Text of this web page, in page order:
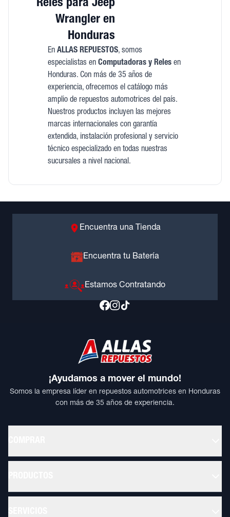
Reles para Jeep
Wrangler en
Honduras
En ALLAS REPUESTOS, somos
especialistas en Computadoras y Relesen
Honduras. Con más de 35 años de
experiencia, ofrecemos el catálogo más
amplio de repuestos automotrices del país.
Nuestros productos incluyen las mejores
marcas internacionales con garantía
extendida, instalación profesional y servicio
técnico especializado en todas nuestras
sucursales a nivel nacional.
Encuentra una Tienda
Encuentra tu Batería
Estamos Contratando
¡Ayudamos a mover el mundo!
Somos la empresa líder en repuestos automotrices en Honduras
con más de 35 años de experiencia.